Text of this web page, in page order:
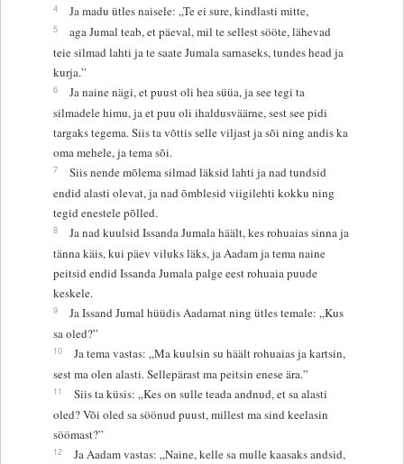
4 Ja madu ütles naisele: „Te ei sure, kindlasti mitte,
5
aga Jumal teab, et päeval, mil te sellest sööte, lähevad
teie silmad lahti ja te saate Jumala sarnaseks, tundes head ja
kurja.”
6
Ja naine nägi, et puust oli hea süüa, ja see tegi ta
silmadele himu, ja et puu oli ihaldusväärne, sest see pidi
targaks tegema. Siis ta võttis selle viljast ja sõi ning andis ka
oma mehele, ja tema sõi.
7
Siis nende mõlema silmad läksid lahti ja nad tundsid
endid alasti olevat, ja nad õmblesid viigilehti kokku ning
tegid enestele põlled.
8
Ja nad kuulsid Issanda Jumala häält, kes rohuaias sinna ja
tänna käis, kui päev viluks läks, ja Aadam ja tema naine
peitsid endid Issanda Jumala palge eest rohuaia puude
keskele.
9
Ja Issand Jumal hüüdis Aadamat ning ütles temale: „Kus
sa oled?”
10
Ja tema vastas: „Ma kuulsin su häält rohuaias ja kartsin,
sest ma olen alasti. Sellepärast ma peitsin enese ära.”
11
Siis ta küsis: „Kes on sulle teada andnud, et sa alasti
oled? Või oled sa söönud puust, millest ma sind keelasin
söömast?”
12
Ja Aadam vastas: „Naine, kelle sa mulle kaasaks andsid,